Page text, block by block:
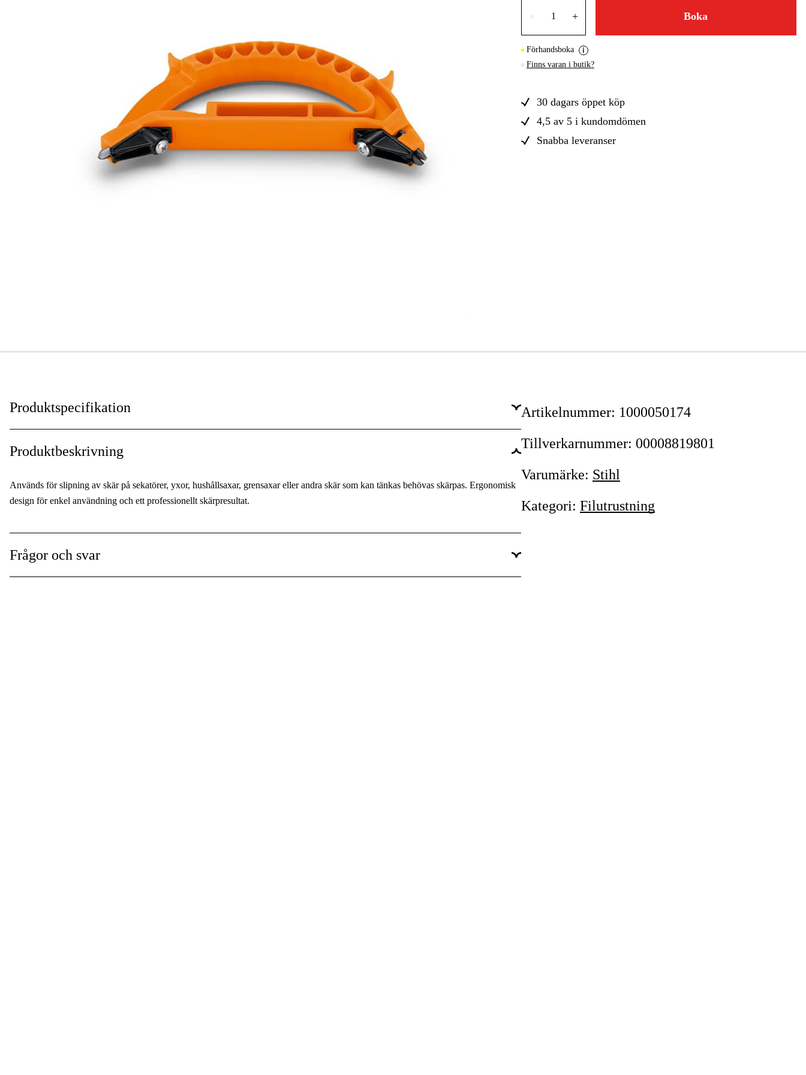
× + Boka
Förhandsboka
Finns varan i butik?
30 dagars öppet köp
4,5 av 5 i kundomdömen
Snabba leveranser
Produktspecifikation
Global Garanti:
Ja
Produktbeskrivning
Används för slipning av skär på sekatörer, yxor, hushållsaxar, grensaxar eller andra skär som kan tänkas behövas skärpas. Ergonomisk
design för enkel användning och ett professionellt skärpresultat.
Frågor och svar
Artikelnummer: 1000050174
Tillverkarnummer: 00008819801
Varumärke: Stihl
Kategori: Filutrustning